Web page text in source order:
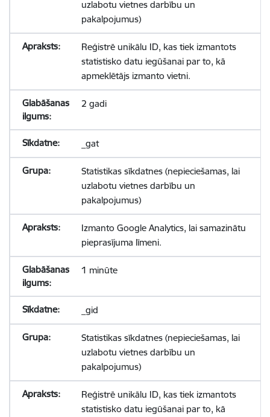
uzlabotu vietnes darbību un
pakalpojumus)
Reģistrē unikālu ID, kas tiek izmantots
statistisko datu iegūšanai par to, kā
apmeklētājs izmanto vietni.
2 gadi
_gat
Statistikas sīkdatnes (nepieciešamas, lai
uzlabotu vietnes darbību un
pakalpojumus)
Izmanto Google Analytics, lai samazinātu
pieprasījuma līmeni.
1 minūte
_gid
Statistikas sīkdatnes (nepieciešamas, lai
uzlabotu vietnes darbību un
pakalpojumus)
Reģistrē unikālu ID, kas tiek izmantots
statistisko datu iegūšanai par to, kā